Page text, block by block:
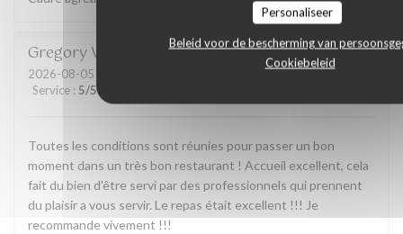
Personaliseer
Beleid voor de bescherming van
Cookiebeleid
GregoryV
2026-08-05
Service : 5/5
Toutes les conditions sont réunies pour passer un bon
moment dans un très bon restaurant ! Accueil excellent, cela
fait du bien d'être servi par des professionnels qui prennent
du plaisir a vous servir. Le repas était excellent !!! Je
recommande vivement !!!